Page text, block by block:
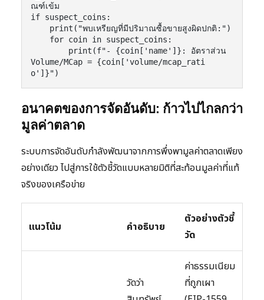
ณฑ์เข้ม
if suspect_coins:
Volume/MCap = {coin['volume/mcap_rati
o']}")
อนาคตของการจัดอันดับ: ก้าวไปไกลกว่า
มูลค่าตลาด
ระบบการจัดอันดับกำลังพัฒนาจากการพึ่งพามูลค่าตลาดเพียง
อย่างเดียว ไปสู่การใช้ตัวชี้วัดแบบหลายมิติที่สะท้อนมูลค่าที่แท้
จริงของเครือข่าย
แนวโน้ม คำอธิบาย
ตัวอย่างตัวชี้
วัด
วัดว่า
ค่าธรรมเนียม
ที่ถูกเผา